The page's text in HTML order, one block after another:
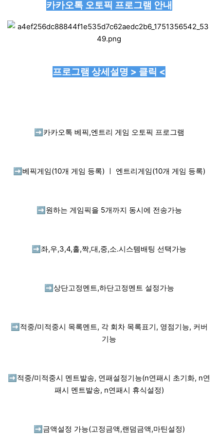
카카오톡 오토픽 프로그램 안내
프로그램 상세설명 > 클릭 <
➡️ 카카오톡 베픽,엔트리 게임 오토픽 프로그램
➡️ 베픽게임(10개 게임 등록) ㅣ 엔트리게임(10개 게임 등록)
➡️ 원하는 게임픽을 5개까지 동시에 전송가능
➡️ 좌,우,3,4,홀,짝,대,중,소.시스템배팅 선택가능
➡️ 상단고정멘트,하단고정멘트 설정가능
➡️ 적중/미적중시 목록멘트, 각 회차 목록표기, 영점기능, 커버
기능
➡️ 적중/미적중시 멘트발송, 연패설정기능(n연패시 초기화, n연
패시 멘트발송, n연패시 휴식설정)
➡️ 금액설정 가능(고정금액,랜덤금액,마틴설정)